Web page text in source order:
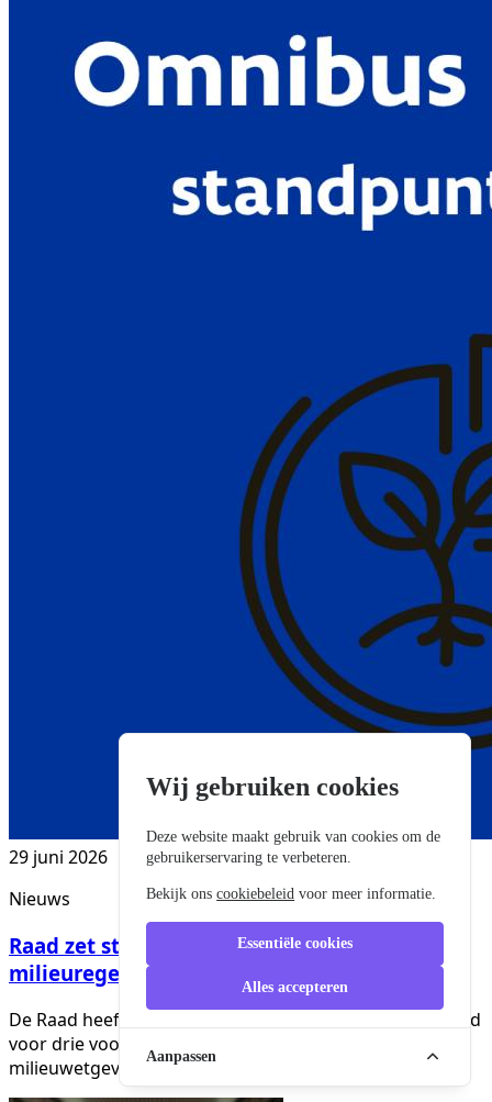
29 juni 2026
Nieuws
Raad zet stap naar eenvoudigere Europese
milieuregels
De Raad heeft zijn onderhandelingsmandaat vastgesteld
voor drie voorstellen uit omnibus 8 over
milieuwetgeving.
Wij gebruiken cookies
Deze website maakt gebruik van cookies om de
gebruikerservaring te verbeteren.
Bekijk onscookiebeleid voor meer informatie.
Essentiële cookies
Alles accepteren
Aanpassen